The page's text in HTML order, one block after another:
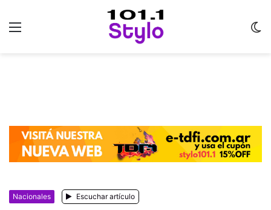
Nacionales Escuchar artículo